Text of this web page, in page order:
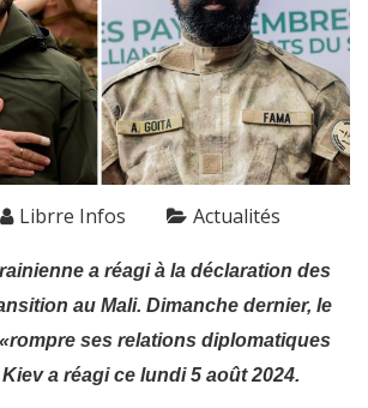
Librre Infos Actualités
a réagi à la déclaration des
au Mali. Dimanche dernier, le
ses relations diplomatiques
a réagi ce lundi 5 août 2024.